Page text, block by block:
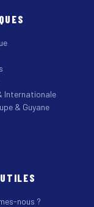
Internationale
& Guyane
nous ?